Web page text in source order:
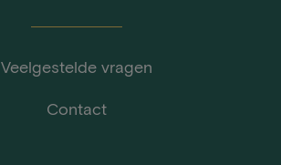
Veelgestelde vragen
Contact